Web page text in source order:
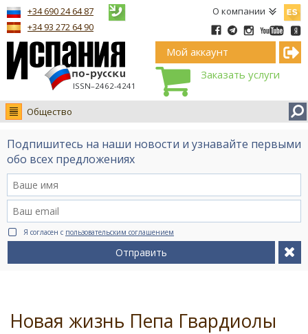
О компании
ISSN–2462-4241
+34 690 24 64 87
+34 93 272 64 90
Мой аккаунт
Заказать услуги
Общество
Новости
Интервью
Видео Ruso.TV
BCN life
Сервис на немецком
Подпишитесь на наши новости и узнавайте первыми
обо всех предложениях
Я согласен с пользовательским соглашением
Отправить
Новая жизнь Пепа Гвардиолы